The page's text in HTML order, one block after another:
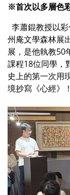
※首次以多層色
李蕭錕教授以
州庵文學森林展
展，是他執教50
課程18位同學，
史上的第一次用
境抄寫《心經》！